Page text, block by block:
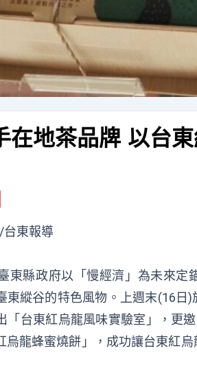
在地茶品牌 以台
台東報導
東縣政府以「慢經濟」為未來定
東縱谷的特色風物。上週末(16日
「台東紅烏龍風味實驗室」，更
烏龍蜂蜜燒餅」，成功讓台東紅